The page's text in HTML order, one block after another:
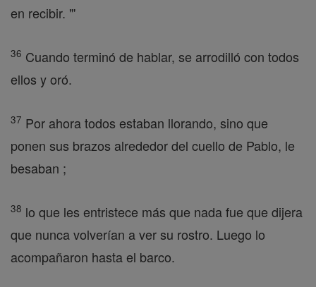
en recibir. "'
36 Cuando terminó de hablar, se arrodilló con todos
ellos y oró.
37 Por ahora todos estaban llorando, sino que
ponen sus brazos alrededor del cuello de Pablo, le
besaban ;
38 lo que les entristece más que nada fue que dijera
que nunca volverían a ver su rostro. Luego lo
acompañaron hasta el barco.